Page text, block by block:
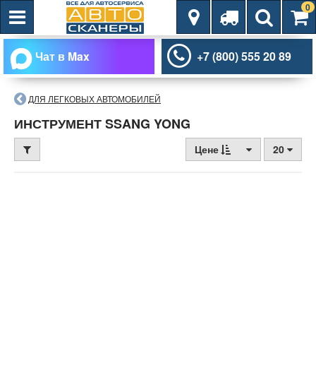
0
Чат в Max +7 (800) 555 20 89
ДЛЯ ЛЕГКОВЫХ АВТОМОБИЛЕЙ
ИНСТРУМЕНТ SSANG YONG
Цене 20